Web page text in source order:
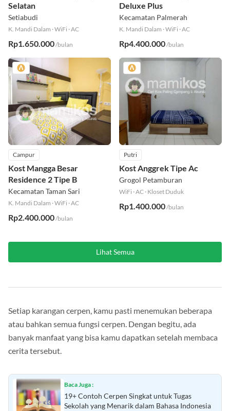
Selatan
Setiabudi
K. Mandi Dalam ·WiFi ·AC
Rp1.650.000/bulan
Deluxe Plus
Kecamatan Palmerah
K. Mandi Dalam ·WiFi ·AC
Rp4.400.000/bulan
Campur
Kost Mangga Besar
Residence 2 Tipe B
Kecamatan Taman Sari
K. Mandi Dalam ·WiFi ·AC
Rp2.400.000/bulan
Putri
Kost Anggrek Tipe Ac
Grogol Petamburan
WiFi ·AC · Kloset Duduk
Rp1.400.000/bulan
Lihat Semua
Setiap karangan cerpen, kamu pasti menemukan beberapa
atau bahkan semua fungsi cerpen. Dengan begitu, ada
banyak manfaat yang bisa kamu dapatkan setelah membaca
cerita tersebut.
Baca Juga :
19+ Contoh Cerpen Singkat untuk Tugas
Sekolah yang Menarik dalam Bahasa Indonesia